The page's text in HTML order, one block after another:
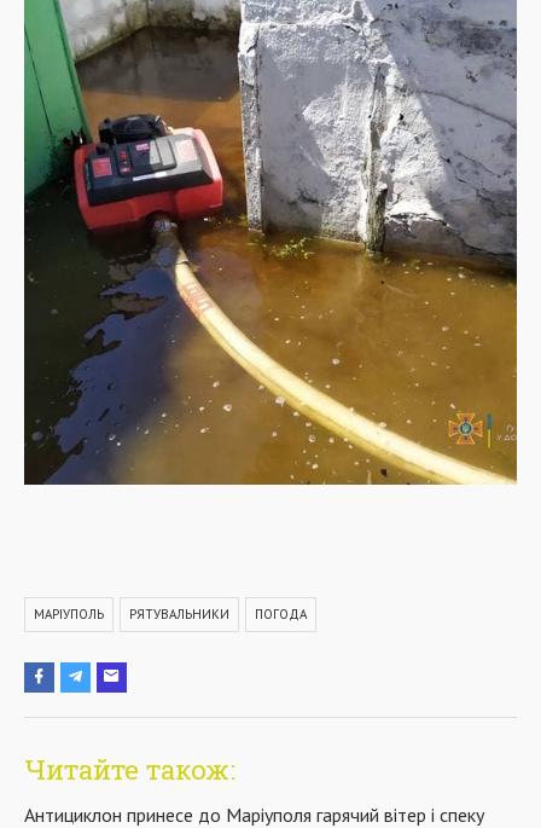
МАРІУПОЛЬ РЯТУВАЛЬНИКИ ПОГОДА
Читайте також:
Антициклон принесе до Маріуполя гарячий вітер і спеку